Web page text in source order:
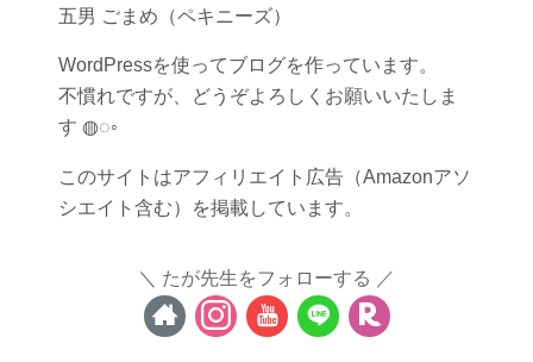
五男 ごまめ（ペキニーズ）
WordPressを使ってブログを作っています。
不慣れですが、どうぞよろしくお願いいたしま
す ◍◌◦
このサイトはアフィリエイト広告（Amazonアソ
シエイト含む）を掲載しています。
たが先生をフォローする